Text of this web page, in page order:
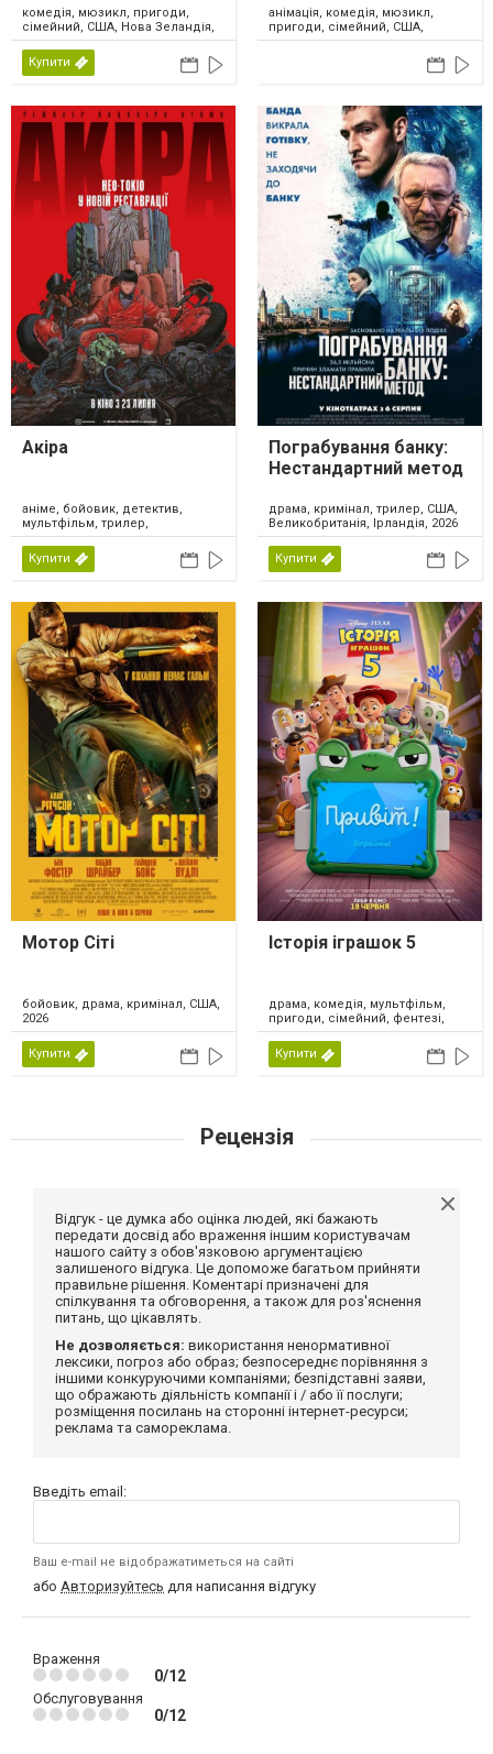
комедія, мюзикл, пригоди,
сімейний, США, Нова Зеландія,
2026
Купити
анімація, комедія, мюзикл,
пригоди, сімейний, США,
Канада, 2024
Акіра
аніме, бойовик, детектив,
мультфільм, трилер,
фантастика, Японія, 2026
Купити
Пограбування банку:
Нестандартний метод
драма, кримінал, трилер, США,
Великобританія, Ірландія, 2026
Купити
Мотор Сіті
бойовик, драма, кримінал, США,
2026
Купити
Історія іграшок 5
драма, комедія, мультфільм,
пригоди, сімейний, фентезі,
США, 2026
Купити
Рецензія
Відгук - це думка або оцінка людей, які бажають
передати досвід або враження іншим користувачам
нашого сайту з обов'язковою аргументацією
залишеного відгука. Це допоможе багатьом прийняти
правильне рішення. Коментарі призначені для
спілкування та обговорення, а також для роз'яснення
питань, що цікавлять.
Не дозволяється: використання ненормативної
лексики, погроз або образ; безпосереднє порівняння з
іншими конкуруючими компаніями; безпідставні заяви,
що ображають діяльність компанії і / або її послуги;
розміщення посилань на сторонні інтернет-ресурси;
реклама та самореклама.
Введіть email:
Ваш e-mail не відображатиметься на сайті
або Авторизуйтесь для написання відгуку
Враження
0/12
Обслуговування
0/12